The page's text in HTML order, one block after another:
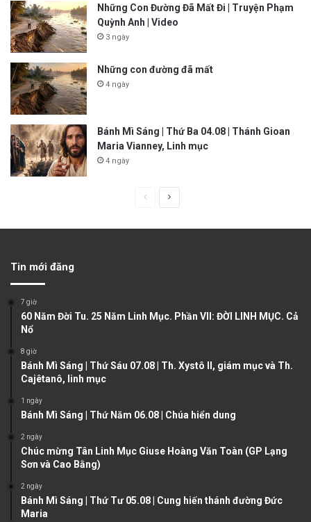
Những Con Đường Đã Mất Đi | Truyện Phạm
Quỳnh Anh | Video
3 ngày
Những con đường đã mất
4 ngày
Bánh Mì Sáng | Thứ Ba 04.08 | Thánh Gioan
Maria Vianney, Linh mục
4 ngày
u
e
g
Tin mới đăng
7 giờ
60 Năm Đời Tu. 25 Năm Linh Mục. Phần VII: ĐỜI LINH MỤC. Cả
Nổ
8 giờ
Bánh Mì Sáng | Thứ Sáu 07.08 | Th. Xystô II, giám mục và Th.
Cajêtanô, linh mục
1 ngày
Bánh Mì Sáng | Thứ Năm 06.08 | Chúa hiển dung
2 ngày
Chúc mừng Tân Linh Mục Giuse Hoàng Văn Toàn (GP Lạng
Sơn và Cao Bằng)
2 ngày
Bánh Mì Sáng | Thứ Tư 05.08 | Cung hiến thánh đường Đức
Maria